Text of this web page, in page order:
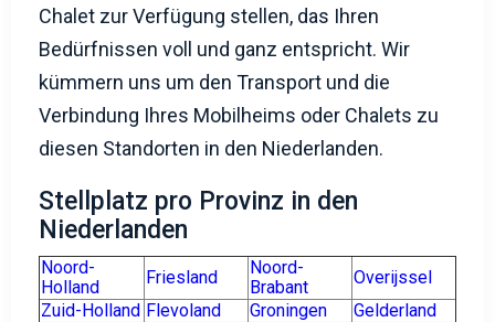
Chalet zur Verfügung stellen, das Ihren
Bedürfnissen voll und ganz entspricht. Wir
kümmern uns um den Transport und die
Verbindung Ihres Mobilheims oder Chalets zu
diesen Standorten in den Niederlanden.
Stellplatz pro Provinz in den
Niederlanden
Noord-
Holland
Friesland
Noord-
Brabant
Overijssel
Zuid-Holland Flevoland Groningen
Gelderland